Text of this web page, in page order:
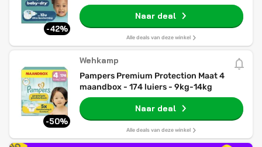
-42%
Naar deal
Alle deals van deze winkel
-50%
Wehkamp
Pampers Premium Protection Maat 4
maandbox - 174 luiers - 9kg-14kg
Naar deal
Alle deals van deze winkel